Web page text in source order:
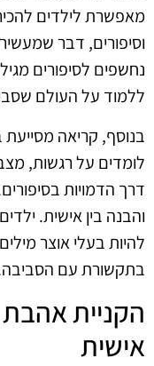
מאפשרת לילדים
וסיפורים, דבר
נחשפים לסיפורים
ללמוד על העולם
בנוסף, קריאה מסייעת
לומדים על רגשות,
דרך הדמויות
והבנה בין אישית.
להיות בעלי אוצר
בתקשורת עם
הקניית
אישית